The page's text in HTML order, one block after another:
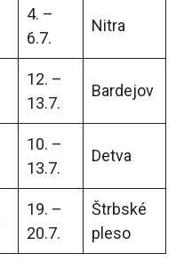
4. –
6.7.
Nitra
12. –
13.7.
Bardejov
10. –
13.7.
Detva
19. –
20.7.
Štrbské
pleso